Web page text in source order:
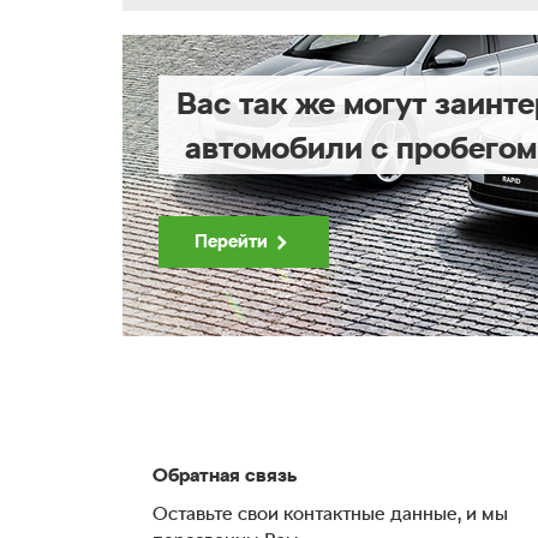
Вас так же могут
автомобили с пробегом
Перейти
Обратная связь
Оставьте свои контактные данные, и мы